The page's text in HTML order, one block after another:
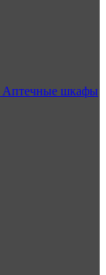
Аптечные шкафы